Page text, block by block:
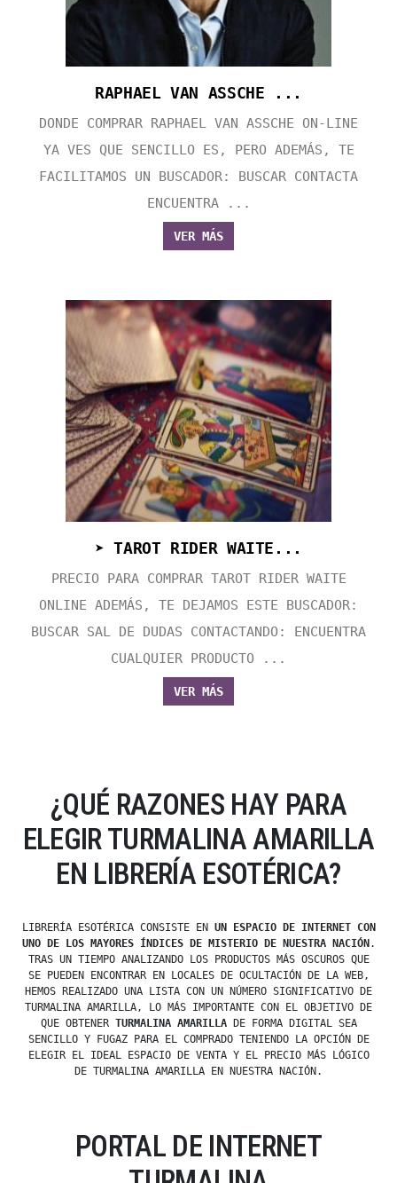
RAPHAEL VAN ASSCHE ...
DONDE COMPRAR RAPHAEL VAN ASSCHE ON-LINE
YA VES QUE SENCILLO ES, PERO ADEMÁS, TE
FACILITAMOS UN BUSCADOR: BUSCAR CONTACTA
ENCUENTRA ...
VER MÁS
➤ TAROT RIDER WAITE...
PRECIO PARA COMPRAR TAROT RIDER WAITE
ONLINE ADEMÁS, TE DEJAMOS ESTE BUSCADOR:
BUSCAR SAL DE DUDAS CONTACTANDO: ENCUENTRA
CUALQUIER PRODUCTO ...
VER MÁS
¿QUÉ RAZONES HAY PARA
ELEGIR TURMALINA AMARILLA
EN LIBRERÍA ESOTÉRICA?
LIBRERÍA ESOTÉRICA CONSISTE EN UN ESPACIO DE INTERNET CON
UNO DE LOS MAYORES ÍNDICES DE MISTERIO DE NUESTRA NACIÓN .
TRAS UN TIEMPO ANALIZANDO LOS PRODUCTOS MÁS OSCUROS QUE
SE PUEDEN ENCONTRAR EN LOCALES DE OCULTACIÓN DE LA WEB,
HEMOS REALIZADO UNA LISTA CON UN NÚMERO SIGNIFICATIVO DE
TURMALINA AMARILLA, LO MÁS IMPORTANTE CON EL OBJETIVO DE
QUE OBTENER TURMALINA AMARILLADE FORMA DIGITAL SEA
SENCILLO Y FUGAZ PARA EL COMPRADO TENIENDO LA OPCIÓN DE
ELEGIR EL IDEAL ESPACIO DE VENTA Y EL PRECIO MÁS LÓGICO
DE TURMALINA AMARILLA EN NUESTRA NACIÓN.
PORTAL DE INTERNET